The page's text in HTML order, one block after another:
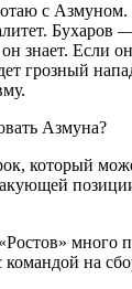
с Азмуном.
Бухаров
знает. Если
грозный
Азмуна?
который
много
на